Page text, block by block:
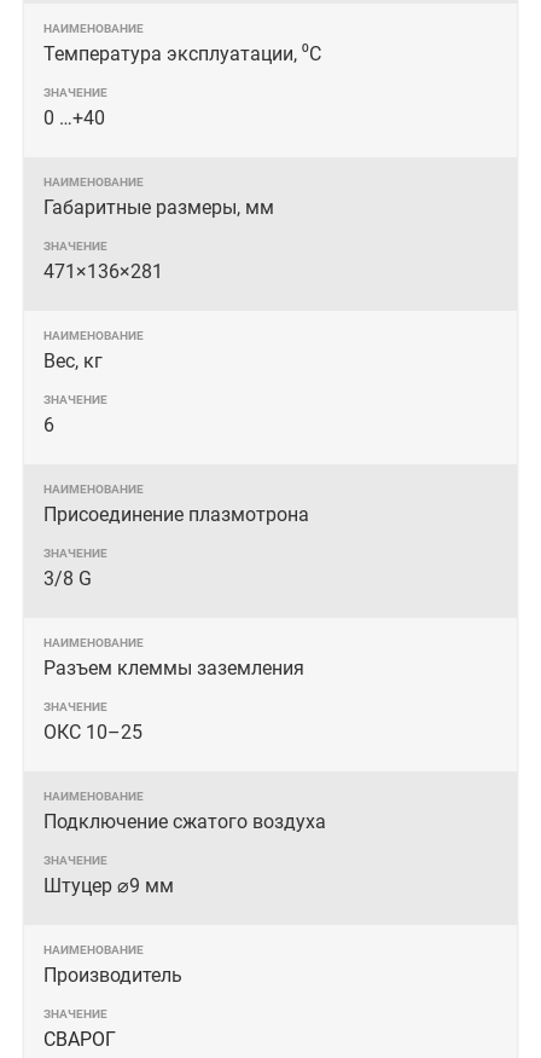
Температура эксплуатации, ⁰С
0 …+40
Габаритные размеры, мм
471×136×281
Вес, кг
6
Присоединение плазмотрона
3/8 G
Разъем клеммы заземления
ОКС 10–25
Подключение сжатого воздуха
Штуцер ⌀9 мм
Производитель
СВАРОГ